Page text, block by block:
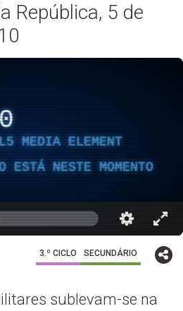
República, 5 de
MEDIA ELEMENT
ESTÁ NESTE MOMENTO
3.º CICLO SECUNDÁRIO
sublevam-se na